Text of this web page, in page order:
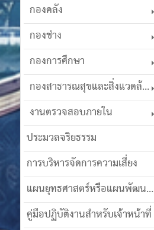
กองคลัง
กองช่าง
กองการศึกษา
กองสาธารณสุขและสิ่งแวดล้อม
งานตรวจสอบภายใน
ประมวลจริยธรรม
การบริหารจัดการความเสี่ยง
แผนยุทธศาสตร์หรือแผนพัฒนาฯ
คู่มือปฏิบัติงานสำหรับเจ้าหน้าที่